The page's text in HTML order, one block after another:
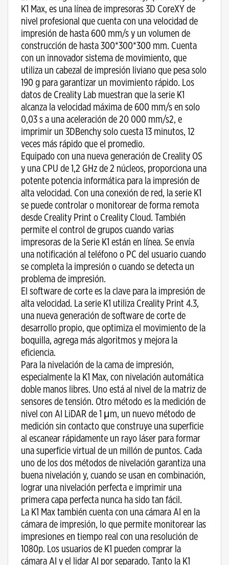
K1 Max, es una línea de impresoras 3D CoreXY de
nivel profesional que cuenta con una velocidad de
impresión de hasta 600 mm/s y un volumen de
construcción de hasta 300*300*300 mm. Cuenta
con un innovador sistema de movimiento, que
utiliza un cabezal de impresión liviano que pesa solo
190 g para garantizar un movimiento rápido. Los
datos de Creality Lab muestran que la serie K1
alcanza la velocidad máxima de 600 mm/s en solo
0,03 s a una aceleración de 20 000 mm/s2, e
imprimir un 3DBenchy solo cuesta 13 minutos, 12
veces más rápido que el promedio.
Equipado con una nueva generación de Creality OS
y una CPU de 1,2 GHz de 2 núcleos, proporciona una
potente potencia informática para la impresión de
alta velocidad. Con una conexión de red, la serie K1
se puede controlar o monitorear de forma remota
desde Creality Print o Creality Cloud. También
permite el control de grupos cuando varias
impresoras de la Serie K1 están en línea. Se envía
una notificación al teléfono o PC del usuario cuando
se completa la impresión o cuando se detecta un
problema de impresión.
El software de corte es la clave para la impresión de
alta velocidad. La serie K1 utiliza Creality Print 4.3,
una nueva generación de software de corte de
desarrollo propio, que optimiza el movimiento de la
boquilla, agrega más algoritmos y mejora la
eficiencia.
Para la nivelación de la cama de impresión,
especialmente la K1 Max, con nivelación automática
doble manos libres. Uno está al nivel de la matriz de
sensores de tensión. Otro método es la medición de
nivel con AI LiDAR de 1 μm, un nuevo método de
medición sin contacto que construye una superficie
al escanear rápidamente un rayo láser para formar
una superficie virtual de un millón de puntos. Cada
uno de los dos métodos de nivelación garantiza una
buena nivelación y, cuando se usan en combinación,
lograr una nivelación perfecta e imprimir una
primera capa perfecta nunca ha sido tan fácil.
La K1 Max también cuenta con una cámara AI en la
cámara de impresión, lo que permite monitorear las
impresiones en tiempo real con una resolución de
1080p. Los usuarios de K1 pueden comprar la
cámara AI y el lidar AI por separado. Tanto la K1